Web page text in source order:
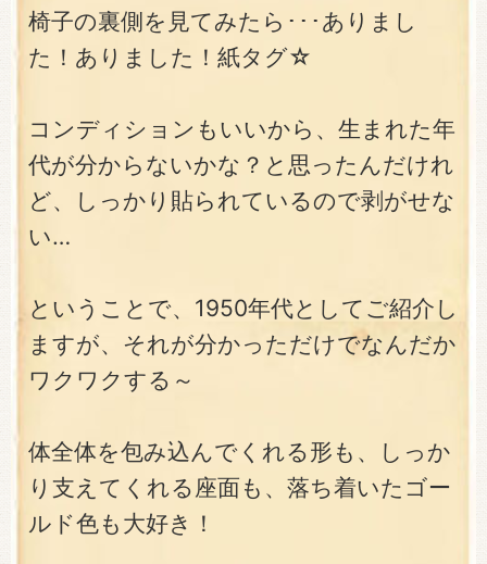
椅子の裏側を見てみたら･･･ありまし
た！ありました！紙タグ☆
コンディションもいいから、生まれた年
代が分からないかな？と思ったんだけれ
ど、しっかり貼られているので剥がせな
い…
ということで、1950年代としてご紹介し
ますが、それが分かっただけでなんだか
ワクワクする～
体全体を包み込んでくれる形も、しっか
り支えてくれる座面も、落ち着いたゴー
ルド色も大好き！